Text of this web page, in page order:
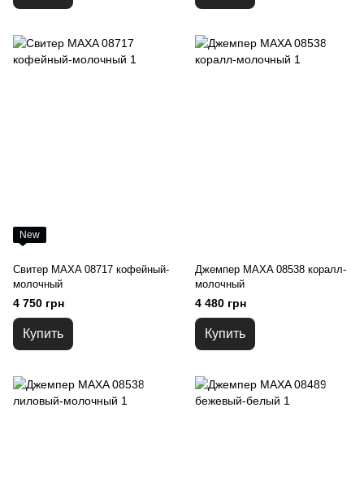
New
Свитер MAXA 08717 кофейный-
молочный
4 750 грн
Купить
Джемпер MAXA 08538 коралл-
молочный
4 480 грн
Купить